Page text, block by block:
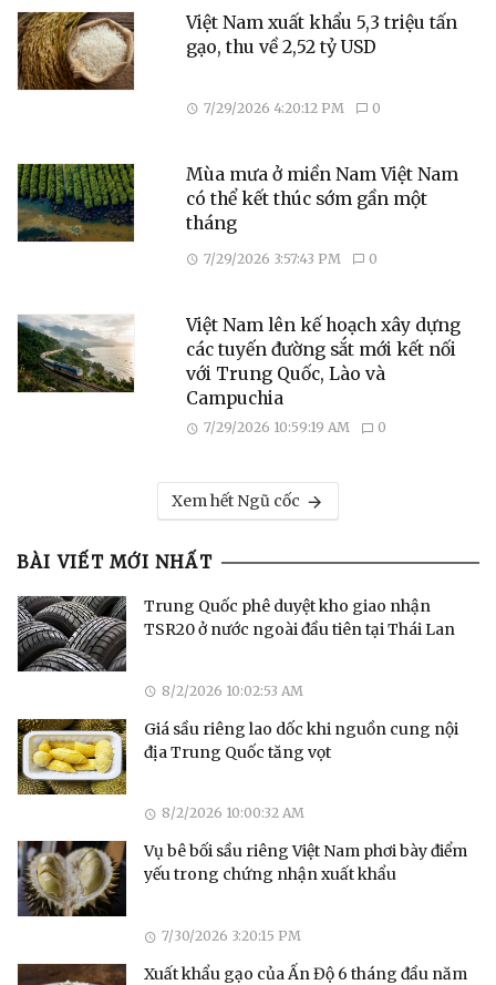
Việt Nam xuất khẩu 5,3 triệu tấn
gạo, thu về 2,52 tỷ USD
7/29/2026 4:20:12 PM 0
Mùa mưa ở miền Nam Việt Nam
có thể kết thúc sớm gần một
tháng
7/29/2026 3:57:43 PM 0
Việt Nam lên kế hoạch xây dựng
các tuyến đường sắt mới kết nối
với Trung Quốc, Lào và
Campuchia
7/29/2026 10:59:19 AM 0
Xem hết Ngũ cốc
BÀI VIẾT MỚI NHẤT
Trung Quốc phê duyệt kho giao nhận
TSR20 ở nước ngoài đầu tiên tại Thái Lan
8/2/2026 10:02:53 AM
Giá sầu riêng lao dốc khi nguồn cung nội
địa Trung Quốc tăng vọt
8/2/2026 10:00:32 AM
Vụ bê bối sầu riêng Việt Nam phơi bày điểm
yếu trong chứng nhận xuất khẩu
7/30/2026 3:20:15 PM
Xuất khẩu gạo của Ấn Độ 6 tháng đầu năm